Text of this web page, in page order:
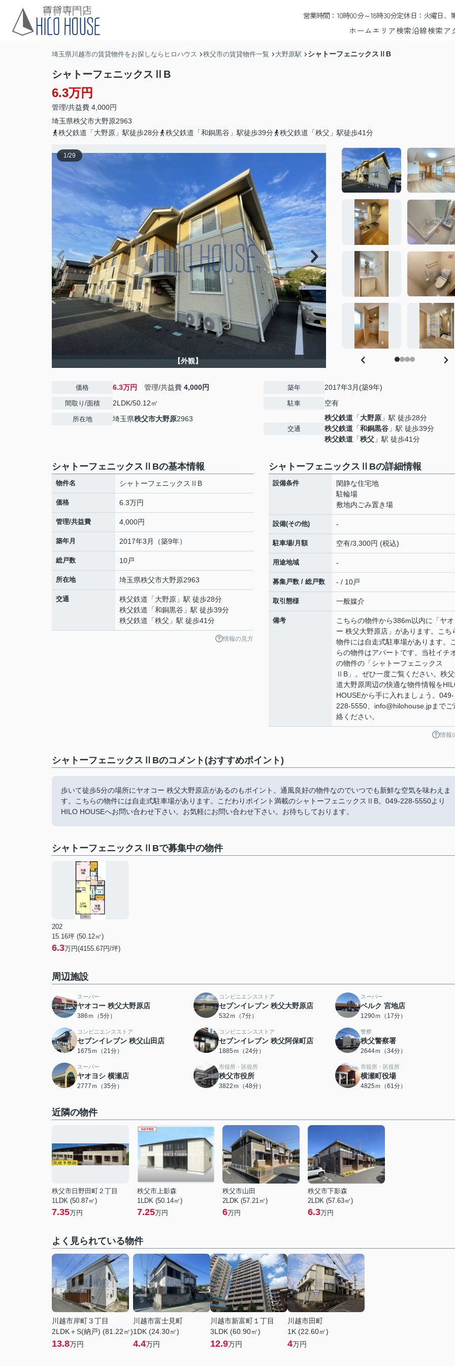
営業時間：10時00分～18時30分定休日：火曜日、
ホームエリア検索沿線検索ア
埼玉県川越市の賃貸物件をお探しならヒロハウス 秩父市の賃貸物件一覧 大野原駅 シャトーフェニックスⅡB
シャトーフェニックスⅡB
6.3万円
管理/共益費 4,000円
埼玉県秩父市大野原2963
秩父鉄道「大野原」駅徒歩28分
秩父鉄道「和銅黒谷」駅徒歩39分 秩父鉄道「秩父」駅徒歩41分
1/29
【外観】
価格 6.3万円 管理/共益費 4,000円
間取り/面積 2LDK/50.12㎡
所在地 埼玉県秩父市大野原2963
築年 2017年3月(築9年)
駐車 空有
交通
秩父鉄道 「大野原 」駅 徒歩28分
秩父鉄道 「和銅黒谷 」駅 徒歩39分
秩父鉄道 「秩父 」駅 徒歩41分
シャトーフェニックスⅡBの基本情報
物件名 シャトーフェニックスⅡB
価格 6.3万円
管理/共益費 4,000円
築年月 2017年3月（築9年）
総戸数 10戸
所在地 埼玉県秩父市大野原2963
交通 秩父鉄道 「大野原 」駅 徒歩28分
秩父鉄道 「和銅黒谷 」駅 徒歩39分
秩父鉄道 「秩父 」駅 徒歩41分
情報の見方
シャトーフェニックスⅡBの詳細情報
設備条件
閑静な住宅地
駐輪場
敷地内ごみ置き場
設備(その他) -
駐車場/月額 空有/3,300円 (税込)
用途地域 -
募集戸数 / 総戸数 - / 10戸
取引態様 一般媒介
備考
こちらの物件から386m以内に「ヤオ
ー 秩父大野原店」があります。こち
物件には自走式駐車場があります。
らの物件はアパートです。当社イチ
の物件の「シャトーフェニックス
ⅡB」。ぜひ一度ご覧ください。秩
道大野原周辺の快適な物件情報を
HOUSEから手に入れましょう。049-
228-5550、info@hilohouse.jpまでご
絡ください。
情報
シャトーフェニックスⅡBのコメント(おすすめポイント)
歩いて徒歩5分の場所にヤオコー 秩父大野原店があるのもポイント。通風良好の物件なのでいつでも新鮮な空気を味わえま
す。こちらの物件には自走式駐車場があります。こだわりポイント満載のシャトーフェニックスⅡB。049-228-5550より
HILO HOUSEへお問い合わせ下さい。お気軽にお問い合わせ下さい。お待ちしております。
シャトーフェニックスⅡBで募集中の物件
202
15.16坪 (50.12㎡)
6.3万円(4155.67円/坪)
周辺施設
スーパー
ヤオコー 秩父大野原店
386ｍ（5分）
コンビニエンスストア
セブンイレブン 秩父大野原店
532ｍ（7分）
スーパー
ベルク 宮地店
1290ｍ（17分）
コンビニエンスストア
セブンイレブン 秩父山田店
1675ｍ（21分）
コンビニエンスストア
セブンイレブン 秩父阿保町店
1885ｍ（24分）
警察
秩父警察署
2644ｍ（34分）
スーパー
ヤオヨシ 横瀬店
2777ｍ（35分）
市役所・区役所
秩父市役所
3822ｍ（48分）
市役所・区役所
横瀬町役場
4825ｍ（61分）
近隣の物件
秩父市日野田町２丁目
1LDK (50.87㎡)
7.35万円
秩父市上影森
1LDK (50.14㎡)
7.25万円
秩父市山田
2LDK (57.21㎡)
6万円
秩父市下影森
2LDK (57.63㎡)
6.3万円
よく見られている物件
川越市岸町３丁目
2LDK＋S(納戸) (81.22㎡)
13.8万円
川越市富士見町
1DK (24.30㎡)
4.4万円
川越市新富町１丁目
3LDK (60.90㎡)
12.9万円
川越市田町
1K (22.60㎡)
4万円